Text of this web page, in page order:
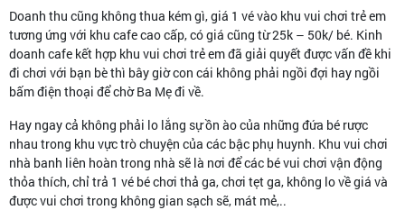
Doanh thu cũng không thua kém gì, giá 1 vé vào khu vui chơi trẻ em
tương ứng với khu cafe cao cấp, có giá cũng từ 25k – 50k/ bé. Kinh
doanh cafe kết hợp khu vui chơi trẻ em đã giải quyết được vấn đề khi
đi chơi với bạn bè thì bây giờ con cái không phải ngồi đợi hay ngồi
bấm điện thoại để chờ Ba Mẹ đi về.
Hay ngay cả không phải lo lắng sự ồn ào của những đứa bé rược
nhau trong khu vực trò chuyện của các bậc phụ huynh. Khu vui chơi
nhà banh liên hoàn trong nhà sẽ là nơi để các bé vui chơi vận động
thỏa thích, chỉ trả 1 vé bé chơi thả ga, chơi tẹt ga, không lo về giá và
được vui chơi trong không gian sạch sẽ, mát mẻ,..